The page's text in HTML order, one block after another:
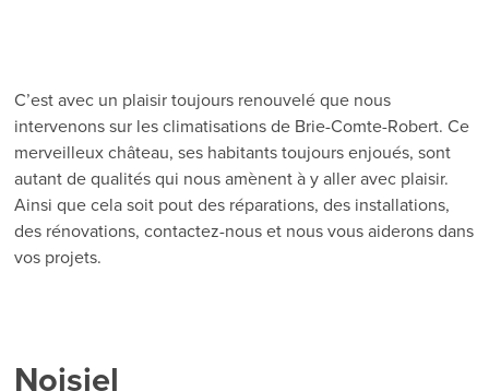
C’est avec un plaisir toujours renouvelé que nous
intervenons sur les climatisations de Brie-Comte-Robert. Ce
merveilleux château, ses habitants toujours enjoués, sont
autant de qualités qui nous amènent à y aller avec plaisir.
Ainsi que cela soit pout des réparations, des installations,
des rénovations, contactez-nous et nous vous aiderons dans
vos projets.
Noisiel